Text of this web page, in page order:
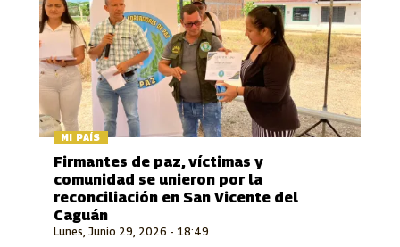
MI PAÍS
Lunes, Junio 29, 2026 - 18:49
Firmantes de paz, víctimas y
comunidad se unieron por la
reconciliación en San Vicente del
Caguán